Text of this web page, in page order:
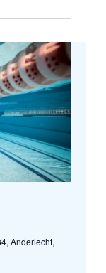
Anderlecht,